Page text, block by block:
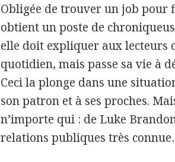
Obligée de trouver un job pour
obtient un poste de
elle doit expliquer aux lecteurs
quotidien, mais passe sa vie à
Ceci la plonge dans une
son patron et à ses proches.
n’importe qui : de Luke
relations publiques très